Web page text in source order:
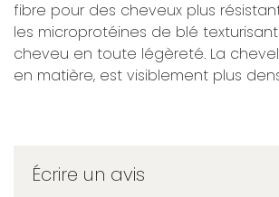
fibre pour des cheveux plus
les microprotéines de blé
cheveu en toute légèreté. La
en matière, est visiblement plus
Écrire un avis